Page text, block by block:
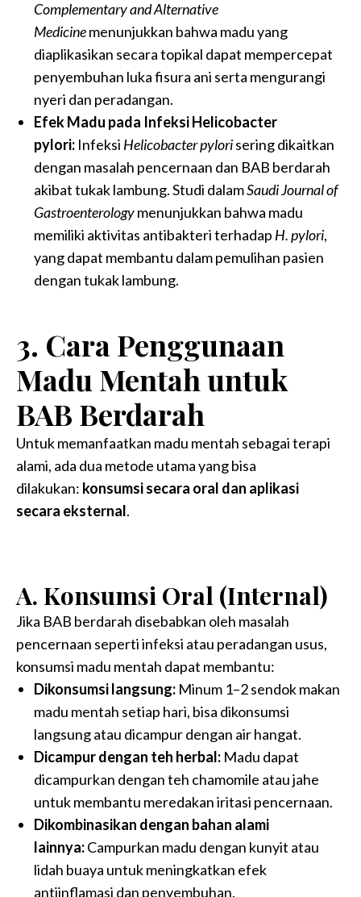
Complementary and Alternative
Medicinemenunjukkan bahwa madu yang
diaplikasikan secara topikal dapat mempercepat
penyembuhan luka fisura ani serta mengurangi
nyeri dan peradangan.
Efek Madu pada Infeksi Helicobacter
pylori:Infeksi Helicobacter pylorisering dikaitkan
dengan masalah pencernaan dan BAB berdarah
akibat tukak lambung. Studi dalamSaudi Journal of
Gastroenterologymenunjukkan bahwa madu
memiliki aktivitas antibakteri terhadap H. pylori,
yang dapat membantu dalam pemulihan pasien
dengan tukak lambung.
3. Cara Penggunaan
Madu Mentah untuk
BAB Berdarah
Untuk memanfaatkan madu mentah sebagai terapi
alami, ada dua metode utama yang bisa
dilakukan: konsumsi secara oral dan aplikasi
secara eksternal.
A. Konsumsi Oral (Internal)
Jika BAB berdarah disebabkan oleh masalah
pencernaan seperti infeksi atau peradangan usus,
konsumsi madu mentah dapat membantu:
Dikonsumsi langsung:Minum 1–2 sendok makan
madu mentah setiap hari, bisa dikonsumsi
langsung atau dicampur dengan air hangat.
Dicampur dengan teh herbal:Madu dapat
dicampurkan dengan teh chamomile atau jahe
untuk membantu meredakan iritasi pencernaan.
Dikombinasikan dengan bahan alami
lainnya:Campurkan madu dengan kunyit atau
lidah buaya untuk meningkatkan efek
antiinflamasi dan penyembuhan.